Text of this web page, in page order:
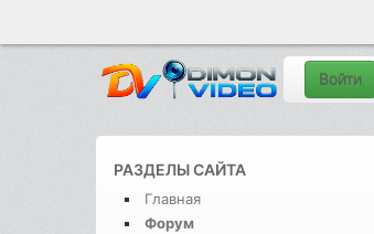
Войти
РАЗДЕЛЫ САЙТА
Главная
Форум